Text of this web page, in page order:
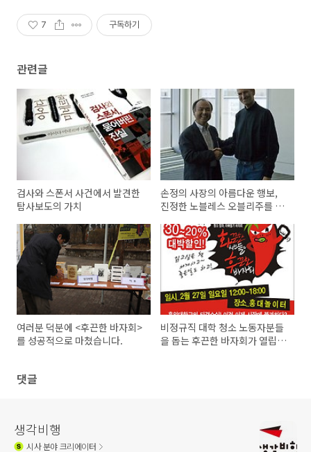
7 구독하기
관련글
검사와 스폰서 사건에서 발견한
탐사보도의 가치
손정의 사장의 아름다운 행보,
진정한 노블레스 오블리주를 실
여러분 덕분에 <후끈한 바자회>
를 성공적으로 마쳤습니다.
비정규직 대학 청소 노동자분들
을 돕는 후끈한 바자회가 열립니
댓글
생각비행
시사분야 크리에이터